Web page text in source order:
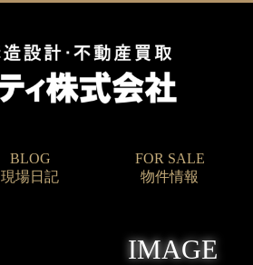
BLOG
現場日記
FOR SALE
物件情報
IMAGE